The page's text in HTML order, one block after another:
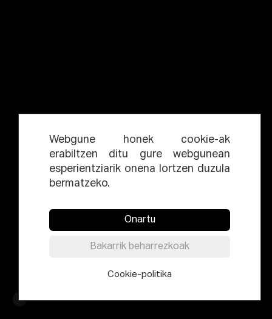
Webgune honek cookie-ak
erabiltzen ditu gure webgunean
esperientziarik onena lortzen duzula
bermatzeko.
Onartu
Bakarrik beharrezkoak
Cookie-politika